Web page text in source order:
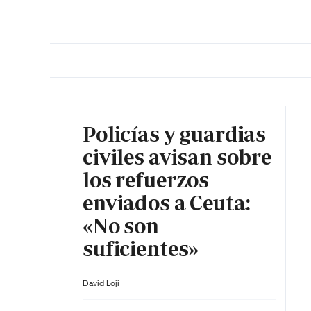
Policías y guardias
civiles avisan sobre
los refuerzos
enviados a Ceuta:
«No son
suficientes»
David Loji